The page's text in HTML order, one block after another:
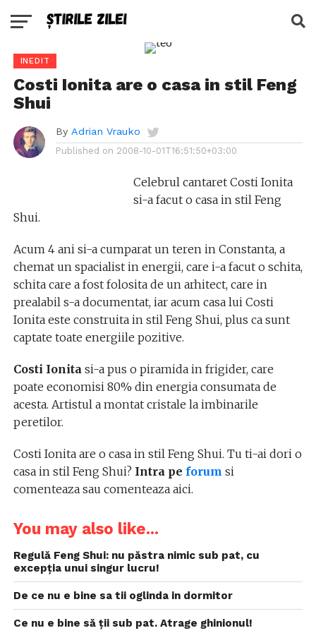
INEDIT
Costi Ionita are o casa in stil Feng
Shui
By Adrian Vrauko
Published on 2008-10-01T16:51:50+03:00
Celebrul cantaret Costi Ionita
si-a facut o casa in stil Feng
Shui.
Acum 4 ani si-a cumparat un teren in Constanta, a
chemat un spacialist in energii, care i-a facut o schita,
schita care a fost folosita de un arhitect, care in
prealabil s-a documentat, iar acum casa lui Costi
Ionita este construita in stil Feng Shui, plus ca sunt
captate toate energiile pozitive.
Costi Ionitasi-a pus o piramida in frigider, care
poate economisi 80% din energia consumata de
acesta. Artistul a montat cristale la imbinarile
peretilor.
Costi Ionita are o casa in stil Feng Shui. Tu ti-ai dori o
casa in stil Feng Shui? Intra pe forum si
comenteaza sau comenteaza aici.
You may also like...
Regulă Feng Shui: nu păstra nimic sub pat, cu
excepția unui singur lucru!
De ce nu e bine sa tii oglinda in dormitor
Ce nu e bine să ții sub pat. Atrage ghinionul!